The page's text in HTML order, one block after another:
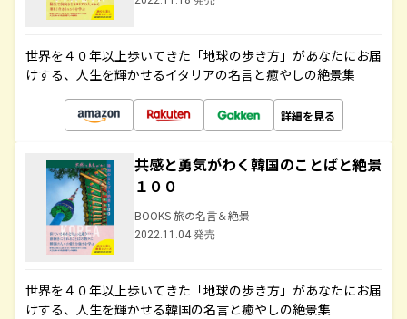
世界を４０年以上歩いてきた「地球の歩き方」があなたにお届
けする、人生を輝かせるイタリアの名言と癒やしの絶景集
詳細を見る
共感と勇気がわく韓国のことばと絶景
１００
BOOKS 旅の名言＆絶景
2022.11.04 発売
世界を４０年以上歩いてきた「地球の歩き方」があなたにお届
けする、人生を輝かせる韓国の名言と癒やしの絶景集